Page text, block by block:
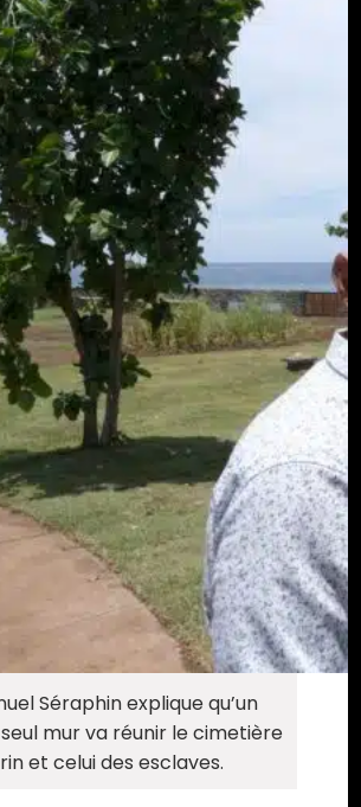
Séraphin explique qu’un
mur va réunir le cimetière
et celui des esclaves.